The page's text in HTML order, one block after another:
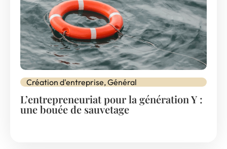
Création d'entreprise,Général
L’entrepreneuriat pour la génération Y :
une bouée de sauvetage